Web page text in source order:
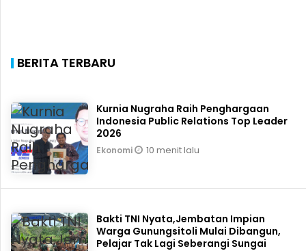
BERITA TERBARU
Kurnia Nugraha Raih Penghargaan
Indonesia Public Relations Top Leader
2026
Ekonomi 10 menit lalu
Bakti TNI Nyata,Jembatan Impian
Warga Gunungsitoli Mulai Dibangun,
Pelajar Tak Lagi Seberangi Sungai